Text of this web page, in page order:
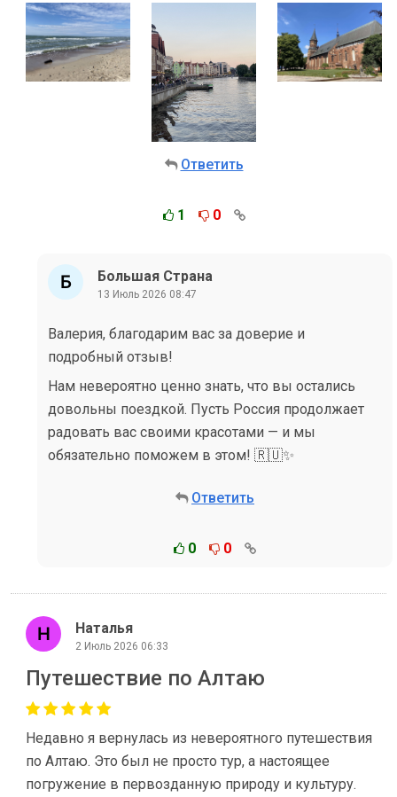
Ответить
1 0
Большая Страна
13 Июль 2026 08:47
Валерия, благодарим вас за доверие и
подробный отзыв!
Нам невероятно ценно знать, что вы остались
довольны поездкой. Пусть Россия продолжает
радовать вас своими красотами — и мы
обязательно поможем в этом! 🇷🇺✨
Ответить
0 0
Наталья
2 Июль 2026 06:33
Путешествие по Алтаю
Недавно я вернулась из невероятного путешествия
по Алтаю. Это был не просто тур, а настоящее
погружение в первозданную природу и культуру.